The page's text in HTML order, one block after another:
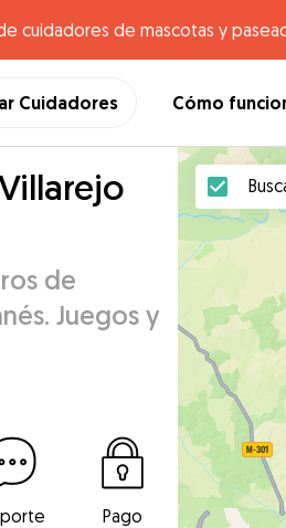
cuidadores de mascotas y
Cuidadores Cómo
de
Juegos y
Pago